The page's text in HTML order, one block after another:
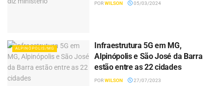
PORWILSON 05/03/2024
ALPINÓPOLIS/MG
Infraestrutura 5G em MG,
Alpinópolis e São José da Barra
estão entre as 22 cidades
PORWILSON 27/07/2023